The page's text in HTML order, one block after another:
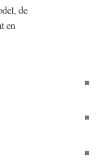
de
en